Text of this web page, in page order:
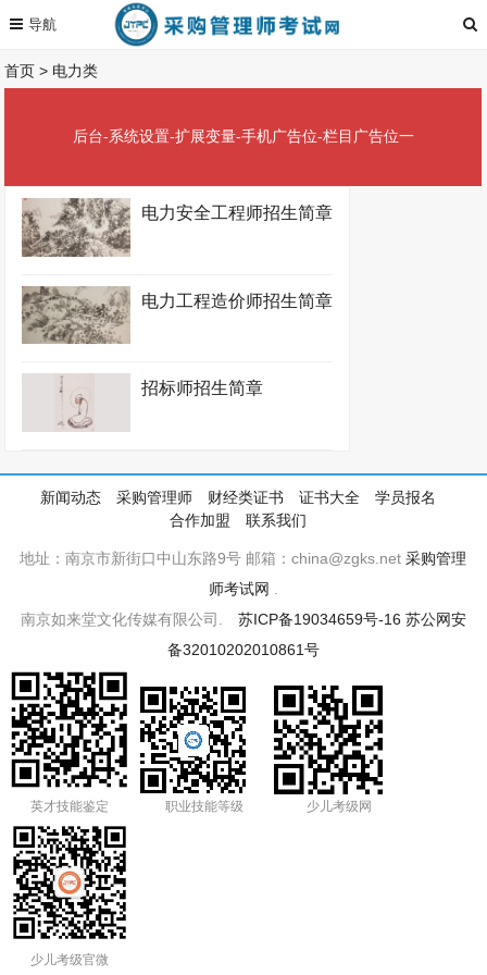
首页 > 电力类
后台-系统设置-扩展变量-手机广告位-栏目广告位一
电力安全工程师招生简章
电力工程造价师招生简章
招标师招生简章
新闻动态 采购管理师 财经类证书 证书大全
学员报名
合作加盟
联系我们
地址：南京市新街口中山东路9号 邮箱：china@zgks.net采购管理
师考试网
南京如来堂文化传媒有限公司. 苏ICP备19034659号-16 苏公网安
备32010202010861号
英才技能鉴定 职业技能等级 少儿考级网
少儿考级官微